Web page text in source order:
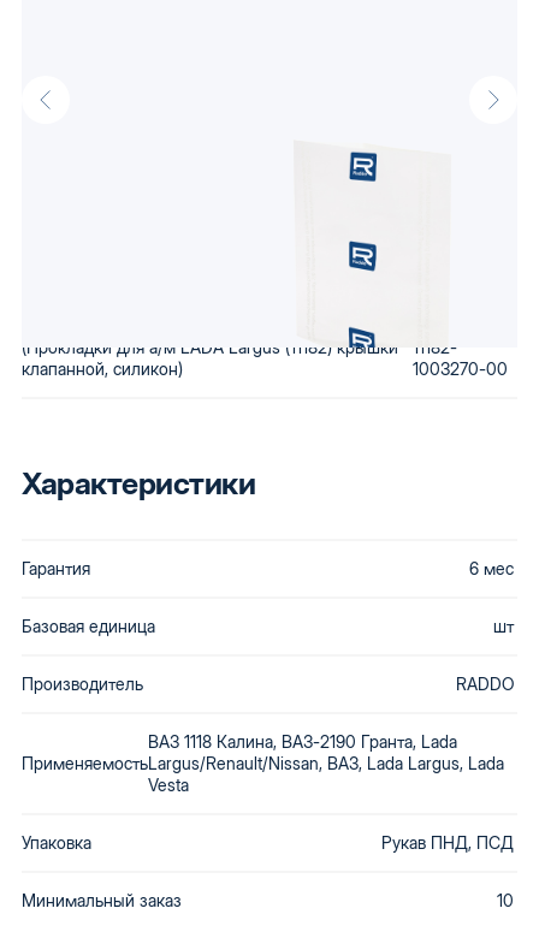
вторичной переработки бракованной продукции. Купив
автозапчасти Raddo, Вы получаете детали, которые будут по
Артикулы производителя
(Прокладки для а/м LADA Largus (11182) крышки
клапанной, силикон)
11182-
1003270-00
Характеристики
Гарантия 6 мес
Базовая единица шт
Производитель RADDO
Применяемость
ВАЗ 1118 Калина, ВАЗ-2190 Гранта, Lada
Largus/Renault/Nissan, ВАЗ, Lada Largus, Lada
Vesta
Упаковка Рукав ПНД, ПСД
Минимальный заказ 10